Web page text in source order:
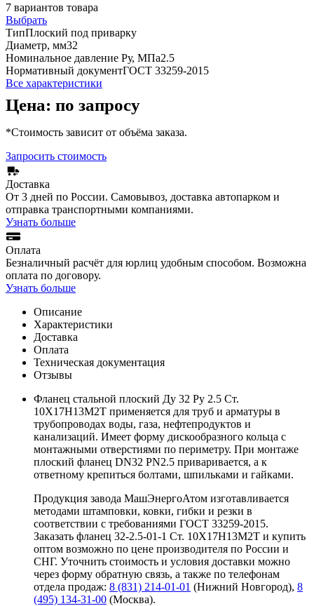
7 вариантов товара
Выбрать
ТипПлоский под приварку
Диаметр, мм32
Номинальное давление Ру, МПа2.5
Нормативный документГОСТ 33259-2015
Все характеристики
Цена: по запросу
*Стоимость зависит от объёма заказа.
Запросить стоимость
Доставка
От 3 дней по России. Самовывоз, доставка автопарком и
отправка транспортными компаниями.
Узнать больше
Оплата
Безналичный расчёт для юрлиц удобным способом. Возможна
оплата по договору.
Узнать больше
Описание
Характеристики
Доставка
Оплата
Техническая документация
Отзывы
Фланец стальной плоский Ду 32 Ру 2.5 Ст.
10Х17Н13М2Т применяется для труб и арматуры в
трубопроводах воды, газа, нефтепродуктов и
канализаций. Имеет форму дискообразного кольца с
монтажными отверстиями по периметру. При монтаже
плоский фланец DN32 PN2.5 приваривается, а к
ответному крепиться болтами, шпильками и гайками.
Продукция завода МашЭнергоАтом изготавливается
методами штамповки, ковки, гибки и резки в
соответствии с требованиями ГОСТ 33259-2015.
Заказать фланец 32-2.5-01-1 Ст. 10Х17Н13М2Т и купить
оптом возможно по цене производителя по России и
СНГ. Уточнить стоимость и условия доставки можно
через форму обратную связь, а также по телефонам
отдела продаж: 8 (831) 214-01-01 (Нижний Новгород), 8
(495) 134-31-00 (Москва).